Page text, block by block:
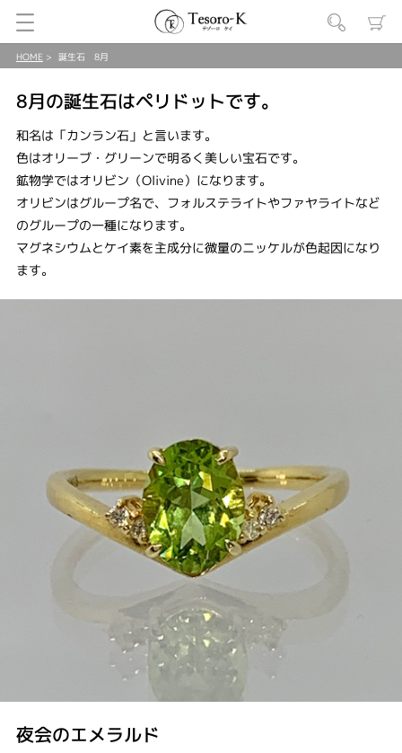
HOME 誕生石 8月
8月の誕生石はペリドットです。
和名は「カンラン石」と言います。
色はオリーブ・グリーンで明るく美しい宝石です。
鉱物学ではオリビン（Olivine）になります。
オリビンはグループ名で、フォルステライトやファヤライトなど
のグループの一種になります。
マグネシウムとケイ素を主成分に微量のニッケルが色起因になり
ます。
夜会のエメラルド